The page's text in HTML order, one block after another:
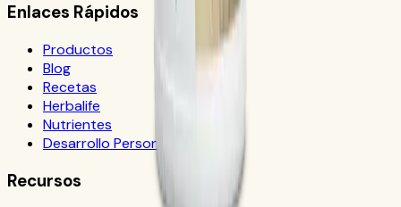
Enlaces Rápidos
Productos
Blog
Recetas
Herbalife
Nutrientes
Desarrollo Personal
Recursos